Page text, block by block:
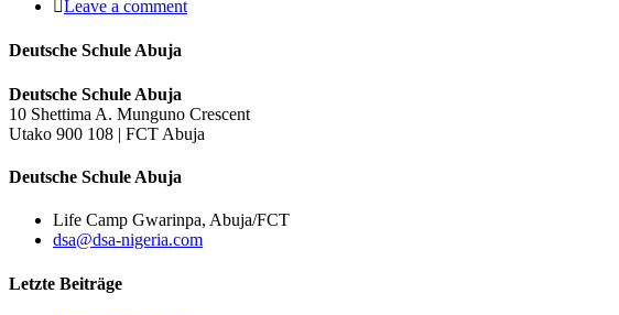
Leave a comment
Deutsche Schule Abuja
Deutsche Schule Abuja
10 Shettima A. Munguno Crescent
Utako 900 108 | FCT Abuja
Deutsche Schule Abuja
Life Camp Gwarinpa, Abuja/FCT
dsa@dsa-nigeria.com
Letzte Beiträge